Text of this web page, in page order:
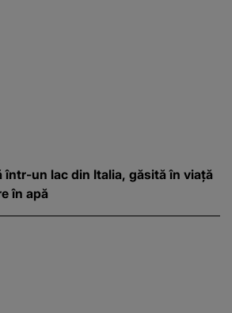
un lac din Italia, găsită în viață
în apă